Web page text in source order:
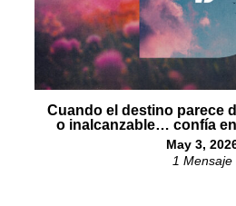
Cuando el destino parece
o inalcanzable… confía
May 3,
1 Mensaje